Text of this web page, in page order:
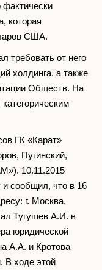
фактически
которая
США.
требовать от него
холдинга, а также
Обществ. На
ГК «Карат»
Пугинский,
10.11.2015
и сообщил, что в 16
г. Москва,
Тугушев А.И. в
юридической
А.А. и Кротова
В ходе этой